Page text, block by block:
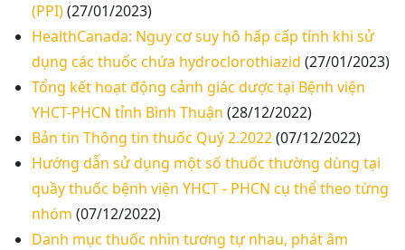
(PPI)(27/01/2023)
HealthCanada: Nguy cơ suy hô hấp cấp tính khi sử
dụng các thuốc chứa hydroclorothiazid (27/01/2023)
Tổng kết hoạt động cảnh giác dược tại Bệnh viện
YHCT-PHCN tỉnh Bình Thuận (28/12/2022)
Bản tin Thông tin thuốc Quý 2.2022(07/12/2022)
Hướng dẫn sử dụng một số thuốc thường dùng tại
quầy thuốc bệnh viện YHCT - PHCN cụ thể theo từng
nhóm (07/12/2022)
Danh mục thuốc nhìn tương tự nhau, phát âm